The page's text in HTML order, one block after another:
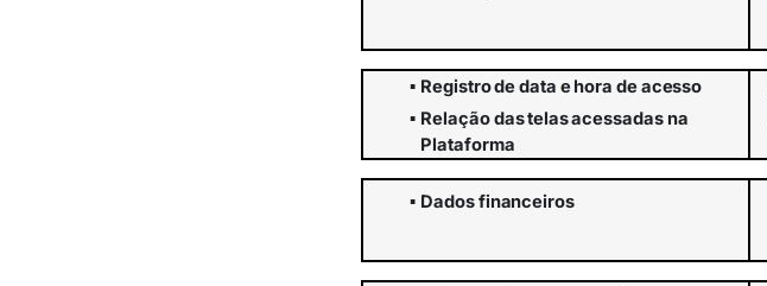
▪ Registrodedata ehora deacesso
▪ Relaçãodastelasacessadas na
Plataforma
▪ Dadosfinanceiros